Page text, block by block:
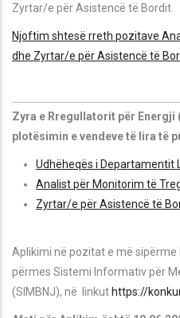
Zyrtar/e për Asistencë të Bordit
Njoftim shtesë rreth pozitave
dhe Zyrtar/e për Asistencë të
Zyra e Rregullatorit për Energji
plotësimin e vendeve të lira të
Udhëheqës i Departamentit
Analist për Monitorim të
Zyrtar/e për Asistencë të
Aplikimi në pozitat e më
përmes Sistemi Informativ për
(SIMBNJ), në linkuthttps://